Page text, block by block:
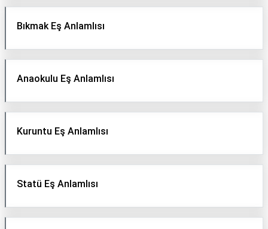
Bıkmak Eş Anlamlısı
Anaokulu Eş Anlamlısı
Kuruntu Eş Anlamlısı
Statü Eş Anlamlısı